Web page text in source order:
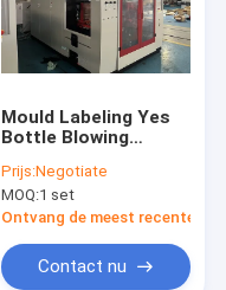
Mould Labeling Yes
Bottle Blowing
Container Capacity
in Plastic Bottle
Manufacturing
Prijs:Negotiate
MOQ:1 set
Ontvang de meest recente
Contact nu